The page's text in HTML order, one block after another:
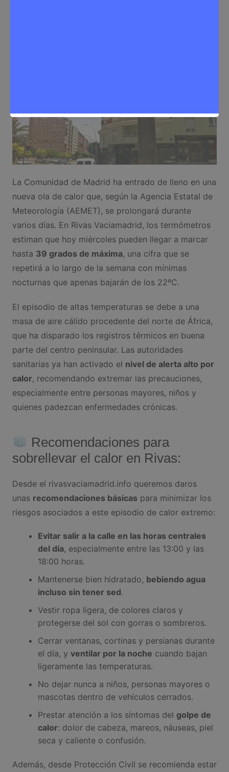
La Comunidad de Madrid ha entrado de lleno en una
nueva ola de calor que, según la Agencia Estatal de
Meteorología (AEMET), se prolongará durante
varios días. En Rivas Vaciamadrid, los termómetros
estiman que hoy miércoles pueden llegar a marcar
hasta 39 grados de máxima, una cifra que se
repetirá a lo largo de la semana con mínimas
nocturnas que apenas bajarán de los 22ºC.
El episodio de altas temperaturas se debe a una
masa de aire cálido procedente del norte de África,
que ha disparado los registros térmicos en buena
parte del centro peninsular. Las autoridades
sanitarias ya han activado el nivel de alerta alto por
calor, recomendando extremar las precauciones,
especialmente entre personas mayores, niños y
quienes padezcan enfermedades crónicas.
Recomendaciones para
sobrellevar el calor en Rivas:
Desde el rivasvaciamadrid.info queremos daros
unas recomendaciones básicaspara minimizar los
riesgos asociados a este episodio de calor extremo:
Evitar salir a la calle en las horas centrales
del día, especialmente entre las 13:00 y las
18:00 horas.
Mantenerse bien hidratado, bebiendo agua
incluso sin tener sed.
Vestir ropa ligera, de colores claros y
protegerse del sol con gorras o sombreros.
Cerrar ventanas, cortinas y persianas durante
el día, y ventilar por la noche cuando bajan
ligeramente las temperaturas.
No dejar nunca a niños, personas mayores o
mascotas dentro de vehículos cerrados.
Prestar atención a los síntomas del golpe de
calor: dolor de cabeza, mareos, náuseas, piel
seca y caliente o confusión.
Además, desde Protección Civil se recomienda estar